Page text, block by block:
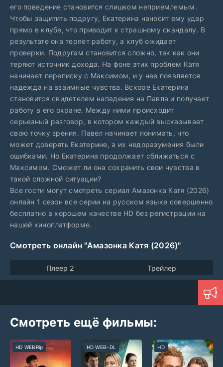
его поведение становится слишком неприемлемым.
Чтобы защитить подругу, Екатерина наносит ему удар
прямо в клубе, что приводит к страшному скандалу. В
результате она теряет работу, а клуб ожидает
проверки. Подругам становится сложно, так как они
теряют источник дохода. На фоне этих проблем Катя
начинает переписку с Максимом, и у нее появляется
надежда на взаимные чувства. Вскоре Екатерина
становится свидетелем нападения на Павла и получает
работу в его охране. Между ними происходит
серьезный разговор, в котором каждый высказывает
свою точку зрения. Павел начинает понимать, что
может доверять Екатерине, а их недоразумения были
ошибками. Но Екатерина продолжает сближаться с
Максимом. Сможет ли она сохранить свои чувства в
такой сложной ситуации?
Все гости могут смотреть сериал Амазонка Катя (2026)
онлайн 1 сезон все серии на русском языке совершенно
бесплатно в хорошем качестве HD без регистрации на
нашей киноплатформе.
Смотреть онлайн "Амазонка Катя (2026)"
Плеер 2 Трейлер
Смотреть ещё фильмы:
HD WEBRip HD WEB-DL HD